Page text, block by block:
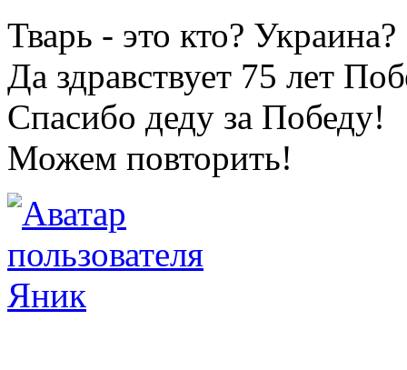
Тварь - это кто? Украина?
Да здравствует 75 лет
Спасибо деду за Победу!
Можем повторить!
Яник